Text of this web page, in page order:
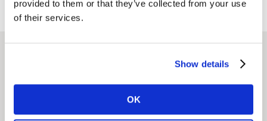
provided to them or that they’ve collected from your use
of their services.
Show details
OK
Effectievere multimediale